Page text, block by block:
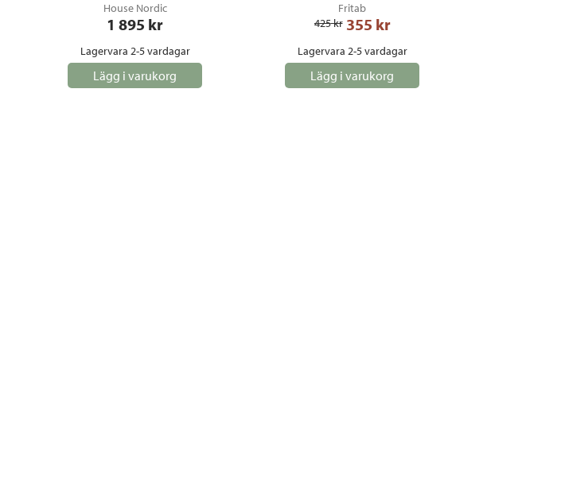
House Nordic
1 895 kr
Lagervara 2-5 vardagar
Lägg i varukorg
Fritab
425 kr 355 kr
Lagervara 2-5 vardagar
Lägg i varukorg